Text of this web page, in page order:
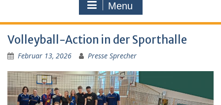
Menu
Volleyball-Action in der Sporthalle
Februar 13, 2026 Presse Sprecher